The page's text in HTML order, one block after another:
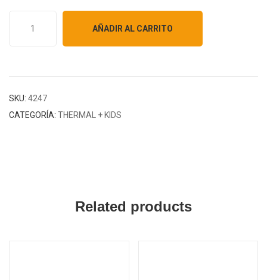
AÑADIR AL CARRITO
SKU: 4247
CATEGORÍA: THERMAL + KIDS
Related products